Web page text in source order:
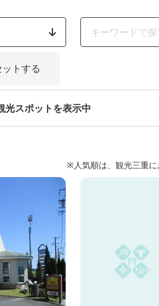
トする
光スポットを表示中
※人気順は、観光三重